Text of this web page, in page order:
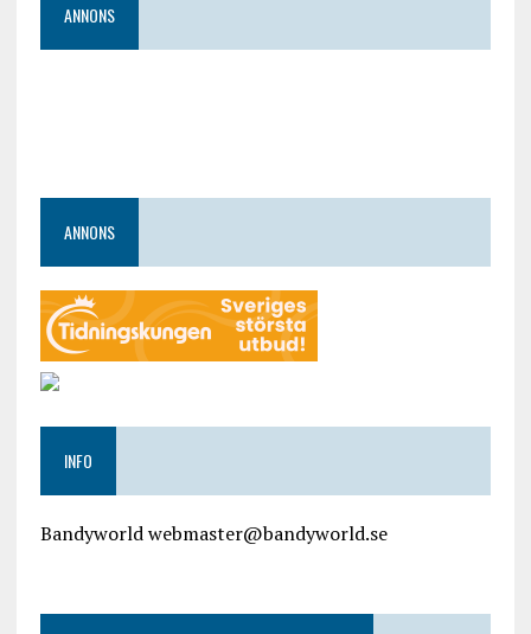
ANNONS
ANNONS
INFO
Bandyworld webmaster@bandyworld.se